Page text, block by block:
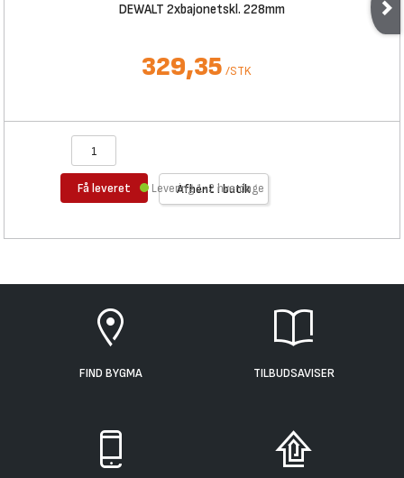
DEWALT 2xbajonetskl. 228mm
329,35 /STK
Få leveret Afhent i butik
Levering 1-2 hverdage
FIND BYGMA TILBUDSAVISER